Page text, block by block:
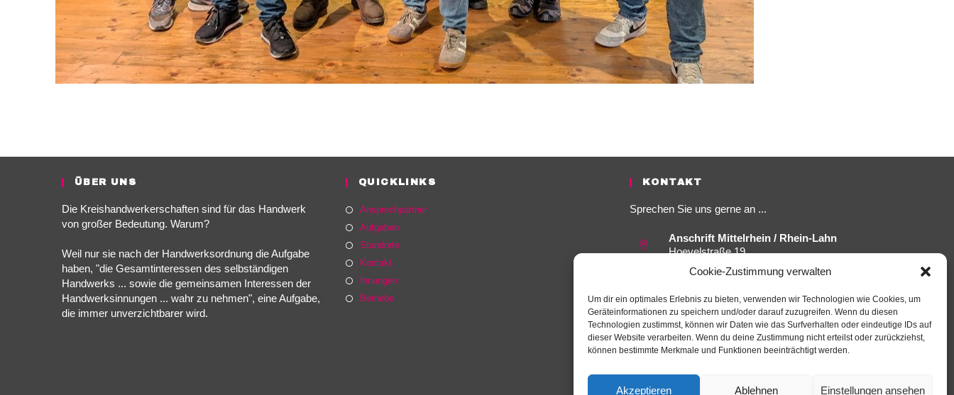
Cookie-Zustimmung verwalten
Um dir ein optimales Erlebnis zu bieten, verwenden wir Technologien wie Cookies, um
Geräteinformationen zu speichern und/oder darauf zuzugreifen. Wenn du diesen
Technologien zustimmst, können wir Daten wie das Surfverhalten oder eindeutige IDs auf
dieser Website verarbeiten. Wenn du deine Zustimmung nicht erteilst oder zurückziehst,
können bestimmte Merkmale und Funktionen beeinträchtigt werden.
Akzeptieren Ablehnen Einstellungen ansehen
ÜBER UNS
Die Kreishandwerkerschaften sind für das Handwerk
von großer Bedeutung. Warum?
Weil nur sie nach der Handwerksordnung die Aufgabe
haben, "die Gesamtinteressen des selbständigen
Handwerks ... sowie die gemeinsamen Interessen der
Handwerksinnungen ... wahr zu nehmen", eine Aufgabe,
die immer unverzichtbarer wird.
QUICKLINKS
Ansprechpartner
Aufgaben
Standorte
Kontakt
Innungen
Betriebe
KONTAKT
Sprechen Sie uns gerne an ...
Anschrift Mittelrhein / Rhein-Lahn
Hoevelstraße 19
Tel. 0261/40 630-0
Anschrift Ahrweiler
Wilhelmstraße 20
53474 Bad Neuenahr-Ahrweiler
Tel. 0 26 41/40 35
Email:
info@fachhandwerk.de